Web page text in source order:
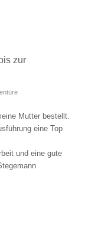
zur
Mutter bestellt.
eine Top
und eine gute